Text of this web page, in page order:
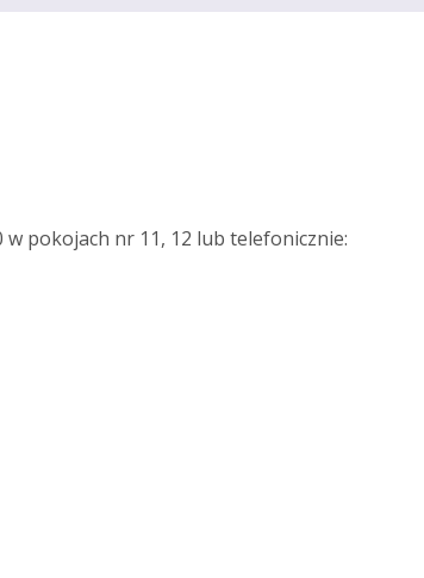
w pokojach nr 11, 12 lub telefonicznie: